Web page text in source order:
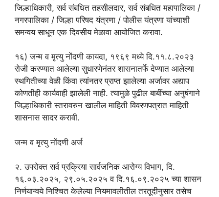
जिल्हाधिकारी, सर्व संबधित तहसीलदार, सर्व संबधित महापालिका /
नगरपालिका / जिल्हा परिषद यंत्रणा / पोलीस यंत्रणा यांच्याशी
समन्वय साधून एक दिवसीय मेळावा आयोजित करावा.
१६) जन्म व मृत्यु नोंदणी कायदा, १९६९ मध्ये दि.११.८.२०२३
रोजी करण्यात आलेल्या सुधारणेनंतर शासनातर्फे देण्यात आलेल्या
स्थगितीच्या वेळी किंवा त्यांनतर प्राप्त झालेल्या अर्जावर अद्याप
कोणतीही कार्यवाही झालेली नाही. त्यामुळे पुढील बाबींच्या अनुषंगाने
जिल्हाधिकारी स्तरावरुन खालील माहिती विवरणपत्रात माहिती
शासनास सादर करावी.
जन्म व मृत्यु नोंदणी अर्ज
२. उपरोक्त सर्व प्रक्रिया सार्वजनिक आरोग्य विभाग, दि.
१६.०३.२०२५, २९.०५.२०२५ व दि.१६.०९.२०२५ च्या शासन
निर्णयान्वये निश्चित केलेल्या नियमावलीतील तरतूदीनुसार तसेच